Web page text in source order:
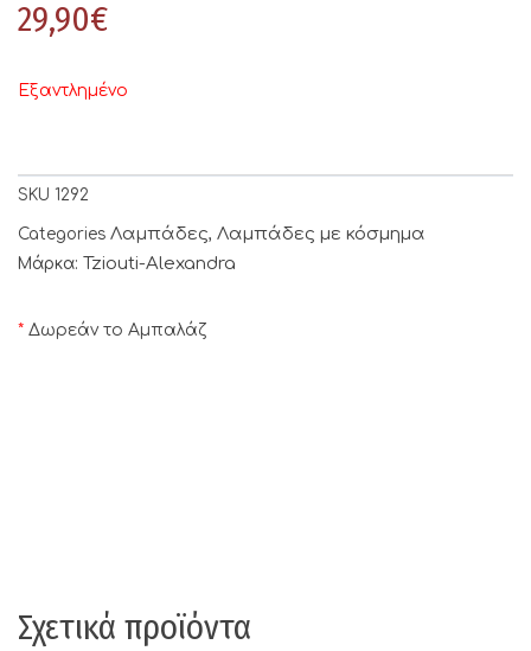
29,90€
Εξαντλημένο
SKU 1292
Categories Λαμπάδες, Λαμπάδες με κόσμημα
Μάρκα: Tziouti-Alexandra
* Δωρεάν το Αμπαλάζ
Σχετικά προϊόντα